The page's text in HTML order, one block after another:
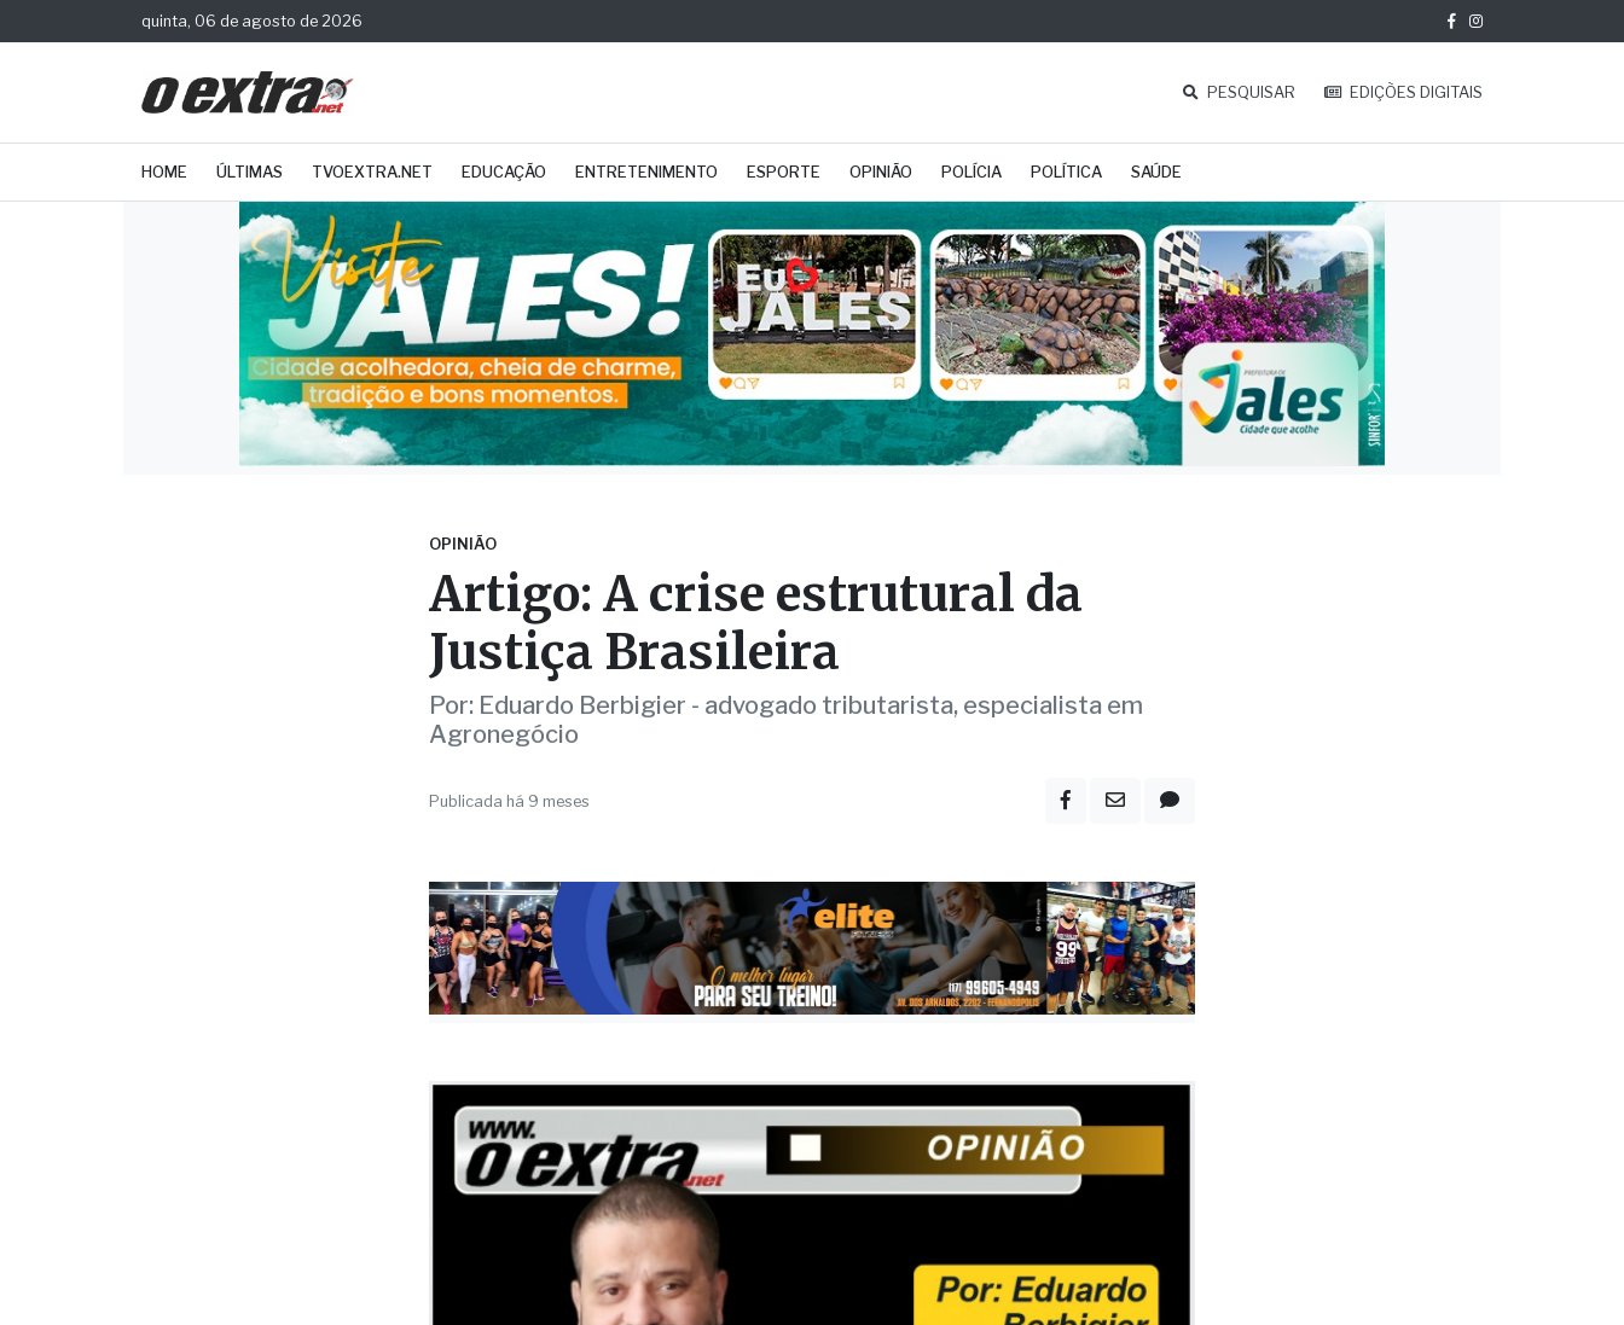
quinta, 06 de agosto de 2026
PESQUISAR EDIÇÕES DIGITAIS
HOME ÚLTIMAS TVOEXTRA.NET EDUCAÇÃO ENTRETENIMENTO ESPORTE OPINIÃO POLÍCIA POLÍTICA SAÚDE
OPINIÃO
Artigo: A crise estrutural da
Por: Eduardo Berbigier - advogado tributarista, especialista em
Agronegócio
Publicada há 9 meses